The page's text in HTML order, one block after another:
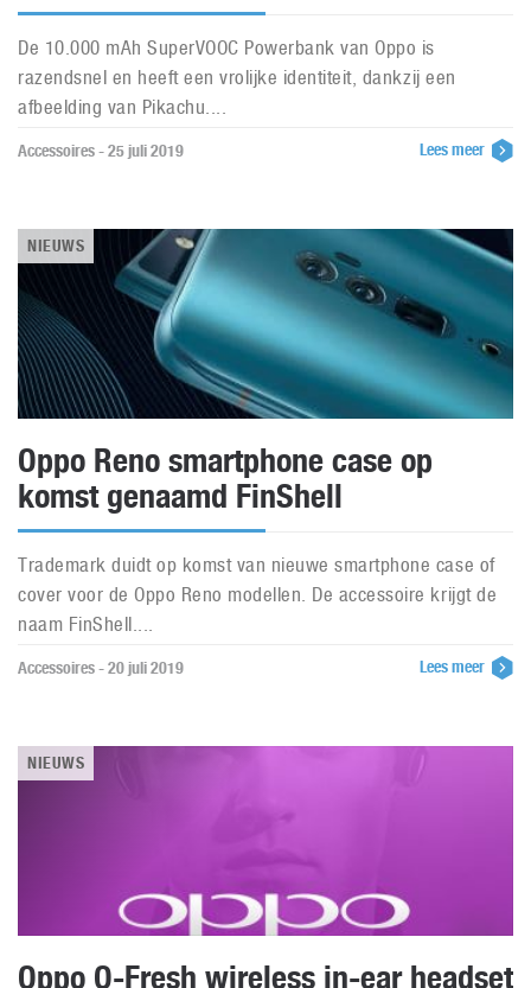
De 10.000 mAh SuperVOOC Powerbank van Oppo is
razendsnel en heeft een vrolijke identiteit, dankzij een
afbeelding van Pikachu....
Accessoires - 25 juli 2019 Lees meer
NIEUWS
Oppo Reno smartphone case op
komst genaamd FinShell
Trademark duidt op komst van nieuwe smartphone case of
cover voor de Oppo Reno modellen. De accessoire krijgt de
naam FinShell....
Accessoires - 20 juli 2019 Lees meer
NIEUWS
Oppo O-Fresh wireless in-ear headset